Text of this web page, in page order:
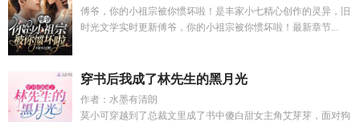
傅爷，你的小祖宗被你惯坏啦！是丰家小七精心创作的灵异，旧
时光文学实时更新傅爷，你的小祖宗被你惯坏啦！最新章节...
穿书后我成了林先生的黑月光
作者：水墨有清朗
莫小可穿越到了总裁文里成了书中傻白甜女主角艾芽芽，面对狗